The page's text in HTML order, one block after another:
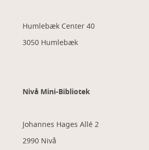
Humlebæk Center 40
3050 Humlebæk
Nivå Mini-Bibliotek
Johannes Hages Allé 2
2990 Nivå